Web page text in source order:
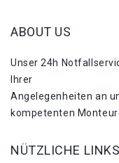
ABOUT US
Unser 24h
Ihrer
Angelegenheiten an
kompetenten
NÜTZLICHE LINKS